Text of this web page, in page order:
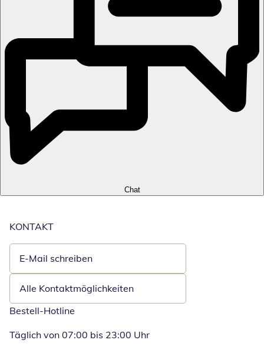
Chat
KONTAKT
E-Mail schreiben
Öffnet E-Mail-Client
Alle Kontaktmöglichkeiten
Bestell-Hotline
Täglich von 07:00 bis 23:00 Uhr